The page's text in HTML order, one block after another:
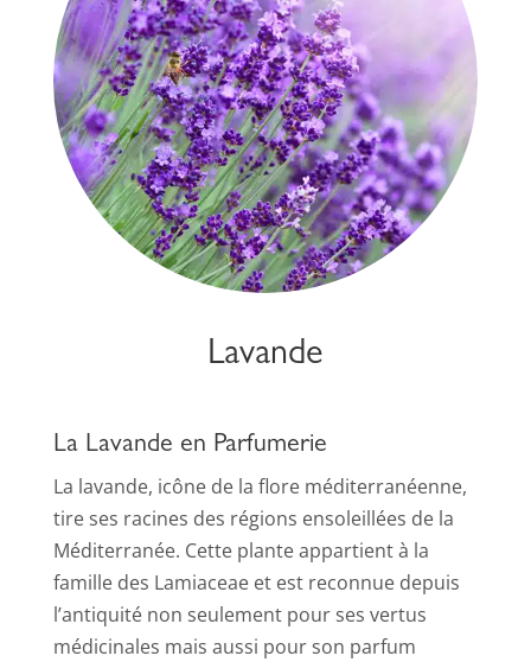
Lavande
La Lavande en Parfumerie
La lavande, icône de la flore méditerranéenne,
tire ses racines des régions ensoleillées de la
Méditerranée. Cette plante appartient à la
famille des Lamiaceae et est reconnue depuis
l’antiquité non seulement pour ses vertus
médicinales mais aussi pour son parfum